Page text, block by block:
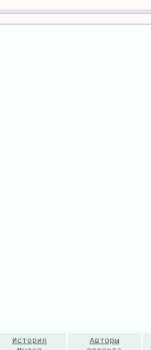
История
Авторы